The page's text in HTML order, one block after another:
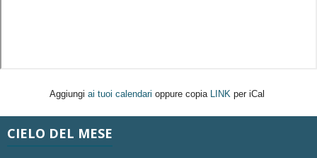
Aggiungi ai tuoi calendari oppure copia LINK per iCal
CIELO DEL MESE